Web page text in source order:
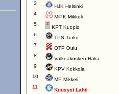
3
HJK Helsinki
4
MiPK Mikkeli
5
KPT Kuopio
6
TPS Turku
7
OTP Oulu
8
Valkeakosken Haka
9
KPV Kokkola
10
MP Mikkeli
11
Kuusysi Lahti